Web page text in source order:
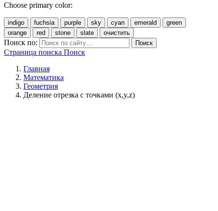
Choose primary color:
indigo fuchsia purple sky cyan emerald
green
orange
red stone slate очистить
Поиск по: Поиск
Страница поиска Поиск
Главная
Математика
Геометрия
Деление отрезка с точками (x,y,z)